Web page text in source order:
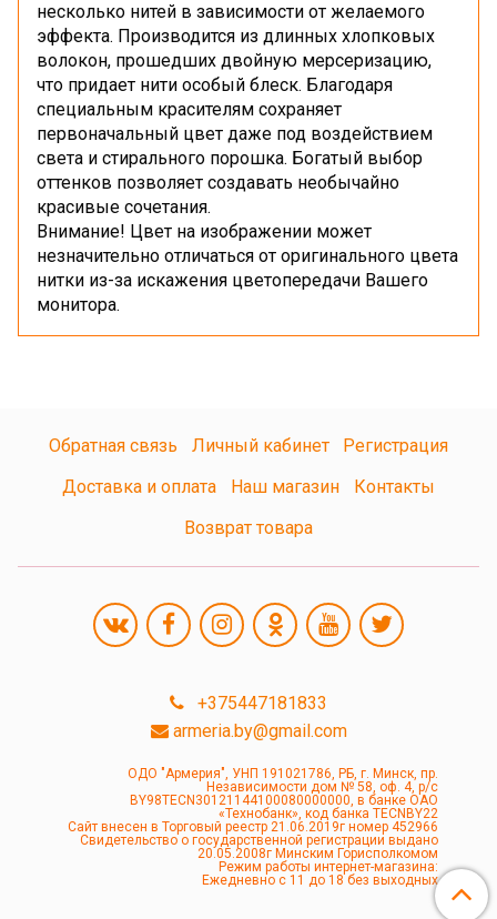
несколько нитей в зависимости от желаемого
эффекта. Производится из длинных хлопковых
волокон, прошедших двойную мерсеризацию,
что придает нити особый блеск. Благодаря
специальным красителям сохраняет
первоначальный цвет даже под воздействием
света и стирального порошка. Богатый выбор
оттенков позволяет создавать необычайно
красивые сочетания.
Внимание! Цвет на изображении может
незначительно отличаться от оригинального цвета
нитки из-за искажения цветопередачи Вашего
монитора.
Обратная связь Личный кабинет
Регистрация
Доставка и оплата
Наш магазин
Контакты
Возврат товара
+375447181833
armeria.by@gmail.com
ОДО "Армерия", УНП 191021786, РБ, г. Минск, пр.
Независимости дом № 58, оф. 4, р/с
BY98TECN30121144100080000000, в банке ОАО
«Технобанк», код банка TECNBY22
Сайт внесен в Торговый реестр 21.06.2019г номер 452966
Свидетельство о государственной регистрации выдано
20.05.2008г Минским Горисполкомом
Режим работы интернет-магазина:
Ежедневно с 11 до 18 без выходных